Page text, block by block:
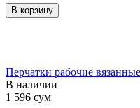
В корзину
Перчатки рабочие
В наличии
1 596 сум